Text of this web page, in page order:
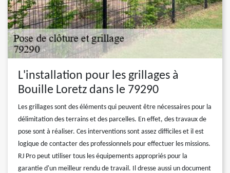
L'installation pour les grillages à
Bouille Loretz dans le 79290
Les grillages sont des éléments qui peuvent être nécessaires pour la
délimitation des terrains et des parcelles. En effet, des travaux de
pose sont à réaliser. Ces interventions sont assez difficiles et il est
logique de contacter des professionnels pour effectuer les missions.
RJ Pro peut utiliser tous les équipements appropriés pour la
garantie d'un meilleur rendu de travail. Il dresse aussi un document